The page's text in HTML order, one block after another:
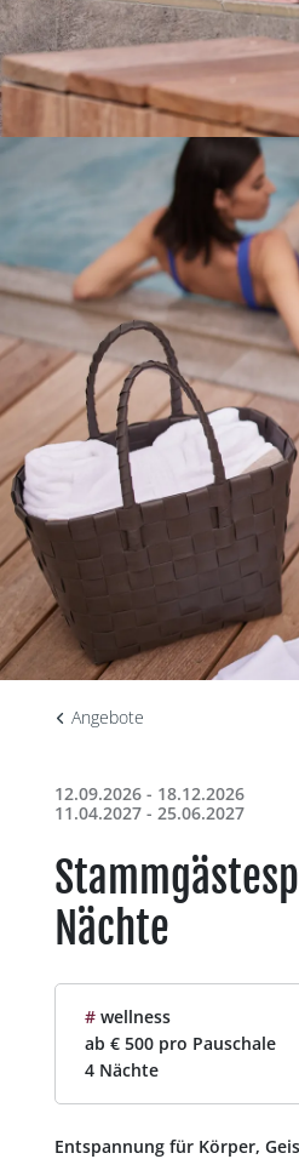
12.09.2026 - 18.12.2026
11.04.2027 - 25.06.2027
Nächte
#wellness
ab € 500 pro Pauschale
4 Nächte
Entspannung für Körper,
Angebote